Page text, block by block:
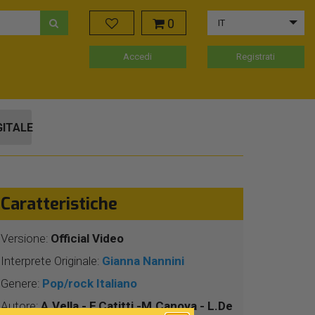
0 IT
Accedi Registrati
Caratteristiche
Versione: Official Video
Interprete Originale: Gianna Nannini
Genere: Pop/rock Italiano
Autore:A.Vella - F.Catitti -M.Canova - L.De